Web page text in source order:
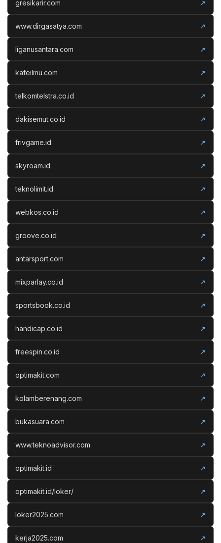
gresikarir.com ↗
www.dirgasatya.com ↗
liganusantara.com ↗
kafeilmu.com ↗
telkomtelstra.co.id ↗
dakisemut.co.id ↗
frivgame.id ↗
skyroam.id ↗
teknolimit.id ↗
webkos.co.id ↗
groove.co.id ↗
antarsport.com ↗
mixparlay.co.id ↗
sportsbook.co.id ↗
handicap.co.id ↗
freespin.co.id ↗
optimakit.com ↗
kolamberenang.com ↗
bukasuara.com ↗
www.teknoadvisor.com ↗
optimakit.id ↗
optimakit.id/loker/ ↗
loker2025.com ↗
kerja2025.com ↗